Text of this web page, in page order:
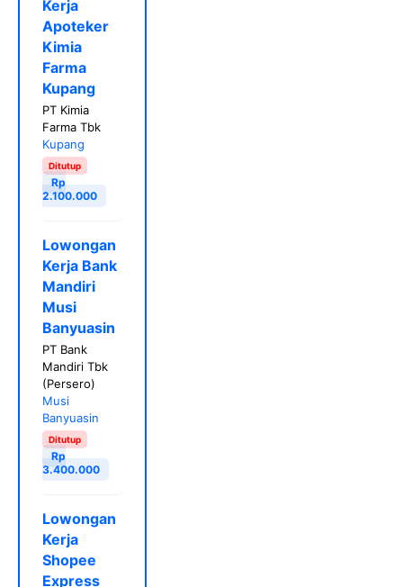
Kerja
Apoteker
Kimia
Farma
Kupang
PT Kimia
Farma Tbk
Kupang
Ditutup
Rp
2.100.000
Lowongan
Kerja Bank
Mandiri
Musi
Banyuasin
PT Bank
Mandiri Tbk
(Persero)
Musi
Banyuasin
Ditutup
Rp
3.400.000
Lowongan
Kerja
Shopee
Express